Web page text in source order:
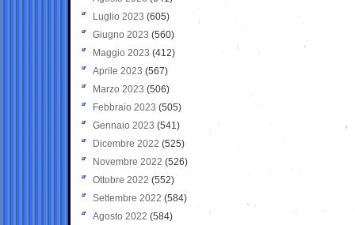
Luglio 2023 (605)
Giugno 2023 (560)
Maggio 2023 (412)
Aprile 2023 (567)
Marzo 2023 (506)
Febbraio 2023 (505)
Gennaio 2023 (541)
Dicembre 2022 (525)
Novembre 2022 (526)
Ottobre 2022 (552)
Settembre 2022 (584)
Agosto 2022 (584)